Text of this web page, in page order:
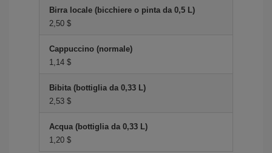
Birra locale (bicchiere o pinta da 0,5 L)
2,50 $
Cappuccino (normale)
1,14 $
Bibita (bottiglia da 0,33 L)
2,53 $
Acqua (bottiglia da 0,33 L)
1,20 $